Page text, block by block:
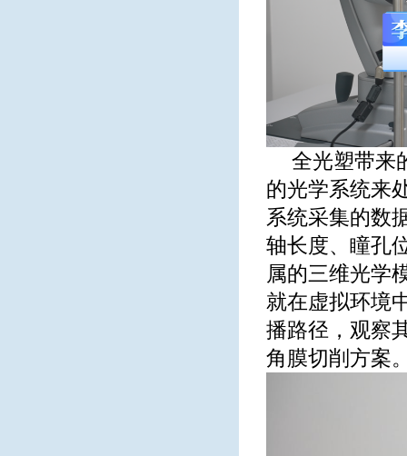
全光塑带来
的光学系统来
系统采集的数
轴长度、瞳孔
属的三维光学
就在虚拟环境
播路径，观察
角膜切削方案